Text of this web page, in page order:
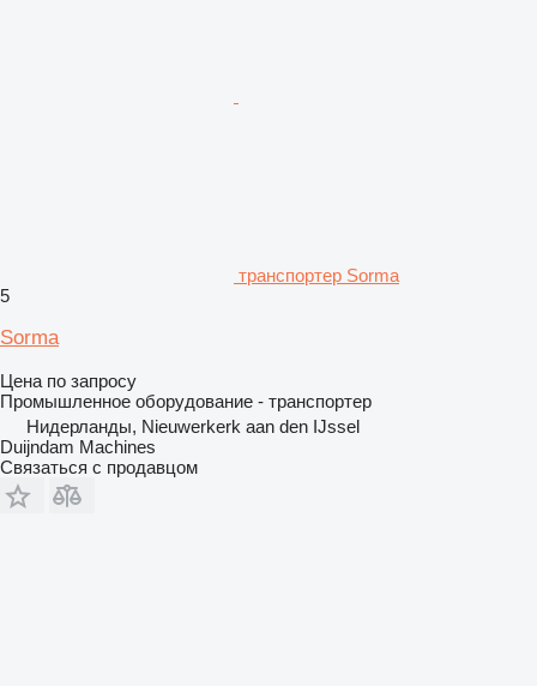
транспортер Sorma
5
Sorma
Цена по запросу
Промышленное оборудование - транспортер
Нидерланды, Nieuwerkerk aan den IJssel
Duijndam Machines
Связаться с продавцом